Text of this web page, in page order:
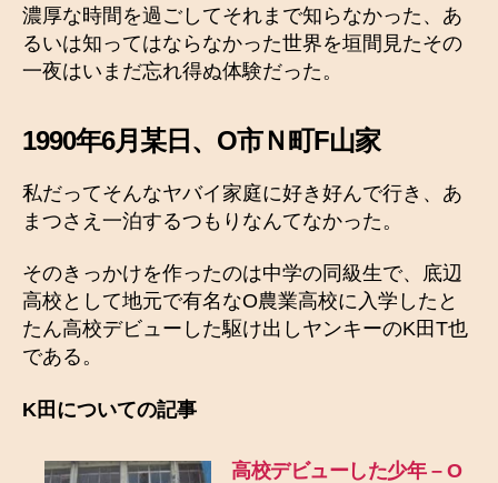
濃厚な時間を過ごしてそれまで知らなかった、あ
るいは知ってはならなかった世界を垣間見たその
一夜はいまだ忘れ得ぬ体験だった。
1990年6月某日、O市Ｎ町F山家
私だってそんなヤバイ家庭に好き好んで行き、あ
まつさえ一泊するつもりなんてなかった。
そのきっかけを作ったのは中学の同級生で、底辺
高校として地元で有名なO農業高校に入学したと
たん高校デビューした駆け出しヤンキーのK田T也
である。
K田についての記事
高校デビューした少年 – O